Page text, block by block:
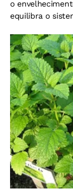
o
equilibra o